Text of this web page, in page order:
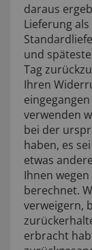
daraus
Lieferung
und
Tag
Ihren
verwenden
bei der
haben, es
etwas
Ihnen
berechnet.
verweigern,
erbracht